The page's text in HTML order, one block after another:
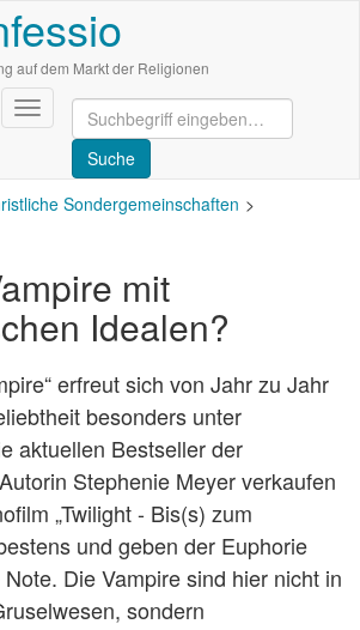
auf dem Markt der Religionen
Navigation
aktivieren/deaktivieren
Sondergemeinschaften
mit
Idealen?
erfreut sich von Jahr zu Jahr
besonders unter
aktuellen Bestseller der
Stephenie Meyer verkaufen
„Twilight - Bis(s) zum
und geben der Euphorie
Die Vampire sind hier nicht in
sondern